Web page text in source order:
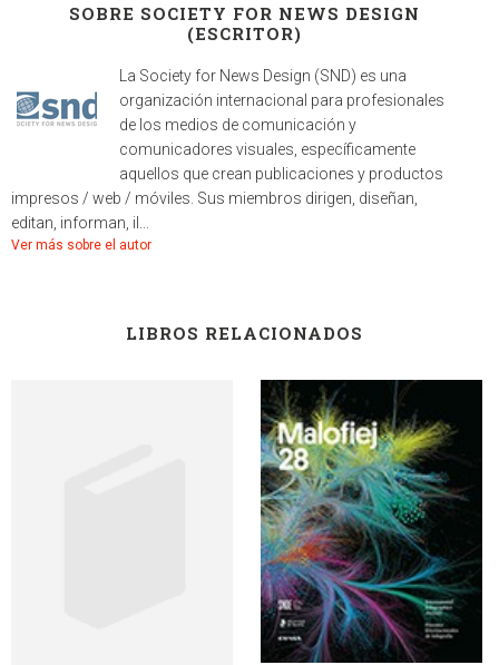
SOBRE SOCIETY FOR NEWS DESIGN
(ESCRITOR)
La Society for News Design (SND) es una
organización internacional para profesionales
de los medios de comunicación y
comunicadores visuales, específicamente
aquellos que crean publicaciones y productos
impresos / web / móviles. Sus miembros dirigen, diseñan,
editan, informan, il...
Ver más sobre el autor
LIBROS RELACIONADOS